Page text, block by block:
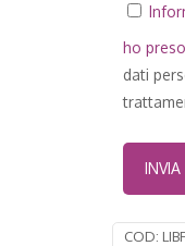
ho
dati
COD: